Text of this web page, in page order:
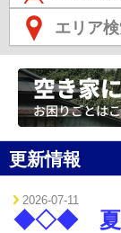
エリア
更新情報
2026-07-11
◆◇◆ 夏